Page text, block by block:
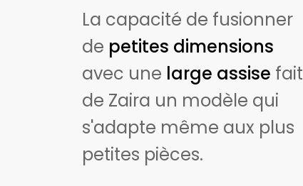
La capacité de fusionner
de petites dimensions
avec une large assise fait
de Zaira un modèle qui
s'adapte même aux plus
petites pièces.